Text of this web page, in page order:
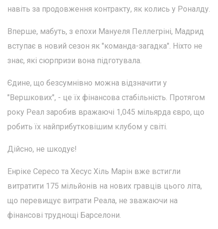
навіть за продовження контракту, як колись у Роналду.
Вперше, мабуть, з епохи Мануеля Пеллегріні, Мадрид
вступає в новий сезон як "команда-загадка". Ніхто не
знає, які сюрпризи вона підготувала.
Єдине, що безсумнівно можна відзначити у
"Вершкових", - це їх фінансова стабільність. Протягом
року Реал заробив вражаючі 1,045 мільярда євро, що
робить їх найприбутковішим клубом у світі.
Дійсно, не шкодує!
Енріке Сересо та Хесус Хіль Марін вже встигли
витратити 175 мільйонів на нових гравців цього літа,
що перевищує витрати Реала, не зважаючи на
фінансові труднощі Барселони.